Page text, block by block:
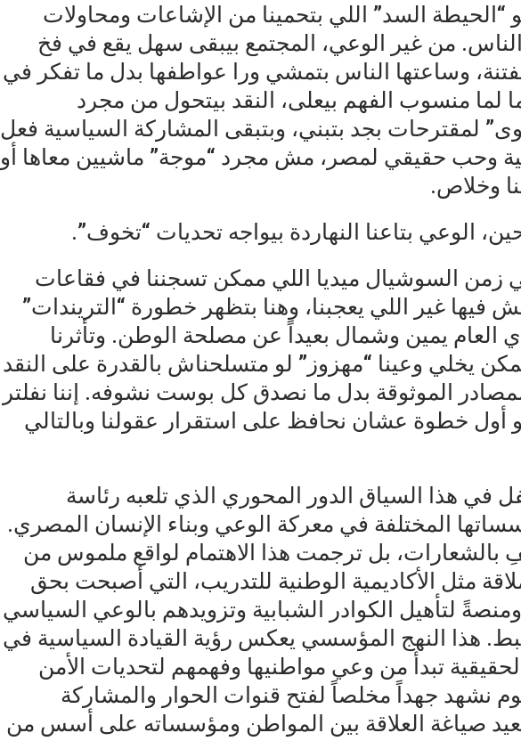
“الحيطة السد” اللي بتحمينا من الإشاعات ومحاولات
الناس. من غير الوعي، المجتمع بيبقى سهل يقع في فخ
وساعتها الناس بتمشي ورا عواطفها بدل ما تفكر في
لما منسوب الفهم بيعلى، النقد بيتحول من مجرد
لمقترحات بجد بتبني، وبتبقى المشاركة السياسية فعل
وحب حقيقي لمصر، مش مجرد “موجة” ماشيين معاها أو
وخلاص.
الوعي بتاعنا النهاردة بيواجه تحديات “تخوف”.
زمن السوشيال ميديا اللي ممكن تسجننا في فقاعات
فيها غير اللي يعجبنا، وهنا بتظهر خطورة “التريندات”
العام يمين وشمال بعيداً عن مصلحة الوطن. وتأثرنا
يخلي وعينا “مهزوز” لو متسلحناش بالقدرة على النقد
الموثوقة بدل ما نصدق كل بوست نشوفه. إننا نفلتر
أول خطوة عشان نحافظ على استقرار عقولنا وبالتالي
في هذا السياق الدور المحوري الذي تلعبه رئاسة
المختلفة في معركة الوعي وبناء الإنسان المصري.
بالشعارات، بل ترجمت هذا الاهتمام لواقع ملموس من
مثل الأكاديمية الوطنية للتدريب، التي أصبحت بحق
لتأهيل الكوادر الشبابية وتزويدهم بالوعي السياسي
هذا النهج المؤسسي يعكس رؤية القيادة السياسية في
تبدأ من وعي مواطنيها وفهمهم لتحديات الأمن
نشهد جهداً مخلصاً لفتح قنوات الحوار والمشاركة
يعيد صياغة العلاقة بين المواطن ومؤسساته على أسس من